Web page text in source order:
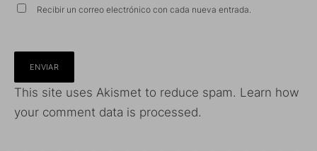
Recibir un correo electrónico con cada nueva entrada.
This site uses Akismet to reduce spam. Learn how
your comment data is processed.